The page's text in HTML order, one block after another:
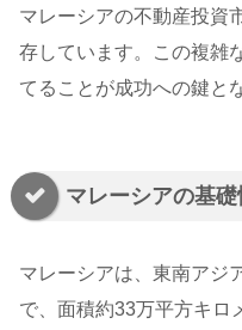
マレーシアの不動産投資
存しています。この複雑
てることが成功への鍵と
マレーシアの基
マレーシアは、東南アジ
で、面積約33万平方キロ